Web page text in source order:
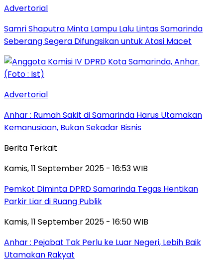
Advertorial
Samri Shaputra Minta Lampu Lalu Lintas Samarinda
Seberang Segera Difungsikan untuk Atasi Macet
Advertorial
Anhar : Rumah Sakit di Samarinda Harus Utamakan
Kemanusiaan, Bukan Sekadar Bisnis
Berita Terkait
Kamis, 11 September 2025 - 16:53 WIB
Pemkot Diminta DPRD Samarinda Tegas Hentikan
Parkir Liar di Ruang Publik
Kamis, 11 September 2025 - 16:50 WIB
Anhar : Pejabat Tak Perlu ke Luar Negeri, Lebih Baik
Utamakan Rakyat